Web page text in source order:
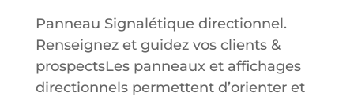
Panneau Signalétique directionnel.
Renseignez et guidez vos clients &
prospectsLes panneaux et affichages
directionnels permettent d’orienter et